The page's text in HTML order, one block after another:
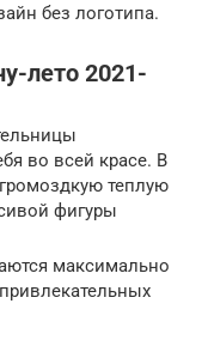
без логотипа.
лето 2021-
во всей красе. В
теплую
фигуры
максимально